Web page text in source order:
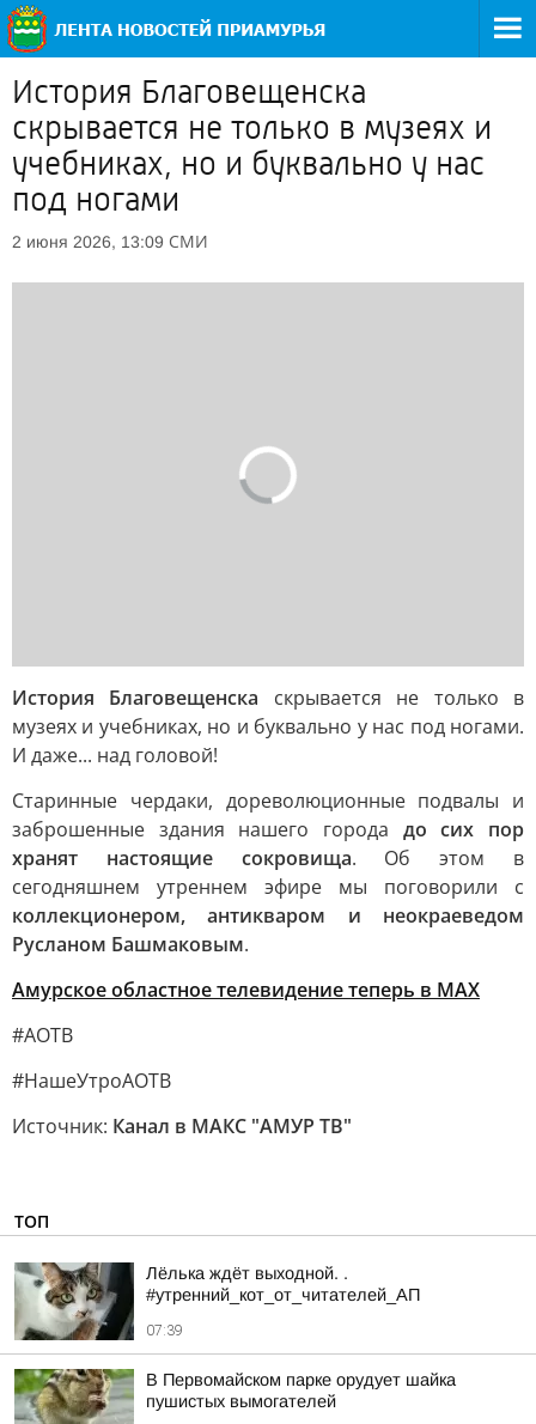
История Благовещенска
скрывается не только в музеях и
учебниках, но и буквально у нас
под ногами
2 июня 2026, 13:09 СМИ
История Благовещенска скрывается не только в
музеях и учебниках, но и буквально у нас под ногами.
И даже... над головой!
Старинные чердаки, дореволюционные подвалы и
заброшенные здания нашего города до сих пор
хранят настоящие сокровища. Об этом в
сегодняшнем утреннем эфире мы поговорили с
коллекционером, антикваром и неокраеведом
Русланом Башмаковым.
Амурское областное телевидение теперь в МАХ
#АОТВ
#НашеУтроАОТВ
Источник: Канал в МАКС "АМУР ТВ"
ТОП
Лёлька ждёт выходной. .
#утренний_кот_от_читателей_АП
07:39
В Первомайском парке орудует шайка
пушистых вымогателей